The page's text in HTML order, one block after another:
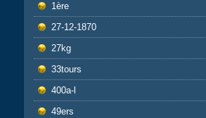
1ère
27-12-1870
27kg
33tours
400a-l
49ers